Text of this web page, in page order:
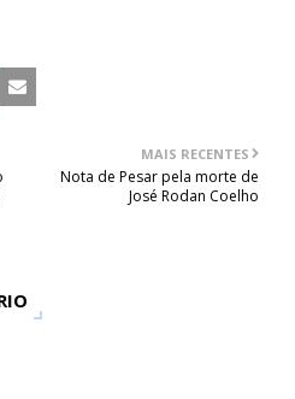
MAIS RECENTES
Nota de Pesar pela morte de
José Rodan Coelho